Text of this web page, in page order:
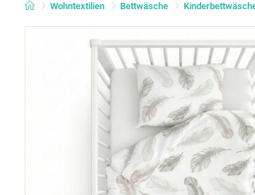
Wohntextilien Bettwäsche